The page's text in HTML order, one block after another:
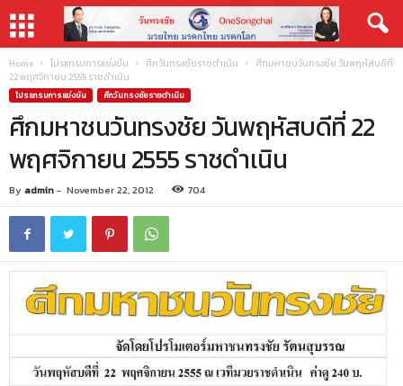
Home โปรแกรมการแข่งขัน ศึกวันทรงชัยราชดำเนิน
ศึกมหาชนวันทรงชัย วันพฤหัสบดีที่
22 พฤศจิกายน 2555 ราชดำเนิน
โปรแกรมการแข่งขัน ศึกวันทรงชัยราชดำเนิน
ศึกมหาชนวันทรงชัย วันพฤหัสบดีที่ 22
พฤศจิกายน 2555 ราชดำเนิน
By admin- November 22, 2012 704